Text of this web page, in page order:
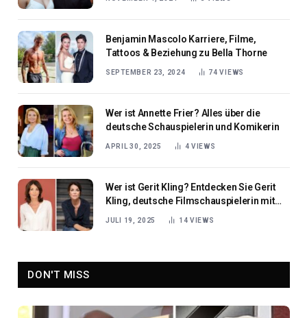
Benjamin Mascolo Karriere, Filme,
Tattoos & Beziehung zu Bella Thorne
SEPTEMBER 23, 2024 74VIEWS
Wer ist Annette Frier? Alles über die
deutsche Schauspielerin und Komikerin
APRIL 30, 2025 4 VIEWS
Wer ist Gerit Kling? Entdecken Sie Gerit
Kling, deutsche Filmschauspielerin mit
einem Vermächtnis im Fernsehen und
Theater
JULI 19, 2025 14 VIEWS
DON'T MISS